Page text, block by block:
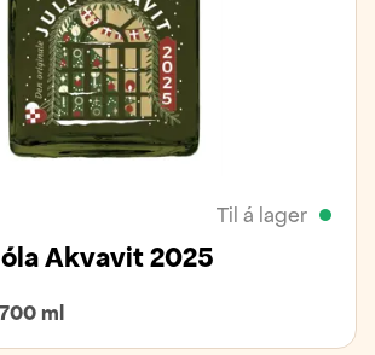
Til á lager
Akvavit 2025
700 ml